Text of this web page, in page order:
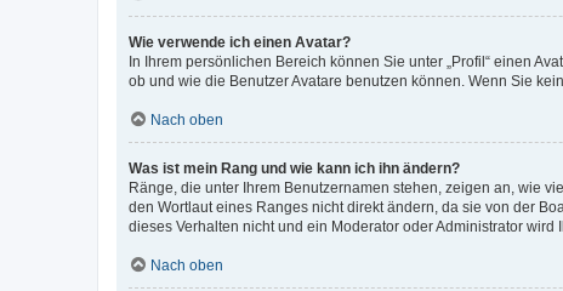
Wie verwende ich einen Avatar?
In Ihrem persönlichen Bereich können Sie unter „Profil“ einen
ob und wie die Benutzer Avatare benutzen können. Wenn Sie
Nach oben
Was ist mein Rang und wie kann ich ihn ändern?
Ränge, die unter Ihrem Benutzernamen stehen, zeigen an, wie
den Wortlaut eines Ranges nicht direkt ändern, da sie von der
dieses Verhalten nicht und ein Moderator oder Administrator
Nach oben